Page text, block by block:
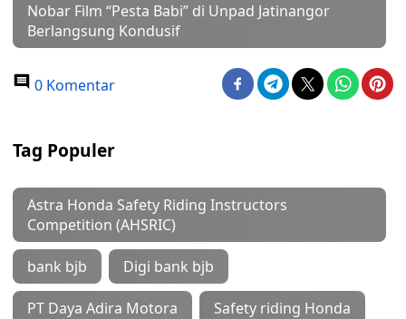
Nobar Film “Pesta Babi” di Unpad Jatinangor
Berlangsung Kondusif
0 Komentar
Tag Populer
Astra Honda Safety Riding Instructors
Competition (AHSRIC)
bank bjb Digi bank bjb
PT Daya Adira Motora Safety riding Honda